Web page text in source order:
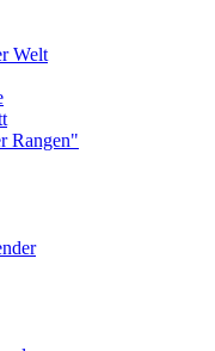
Welt
Rangen"